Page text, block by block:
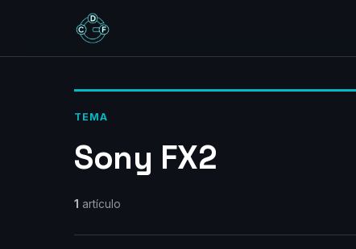
TEMA
Sony FX2
1 artículo